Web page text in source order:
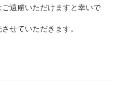
遠慮いただけますと幸いで
せていただきます。